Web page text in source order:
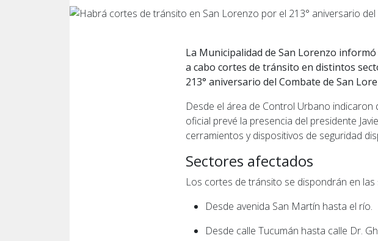
La Municipalidad de San Lorenzo informó
a cabo cortes de tránsito en distintos
213° aniversario del Combate de San
Desde el área de Control Urbano
oficial prevé la presencia del presidente
cerramientos y dispositivos de seguridad
Sectores afectados
Los cortes de tránsito se dispondrán en las
Desde avenida San Martín hasta el río.
Desde calle Tucumán hasta calle Dr.